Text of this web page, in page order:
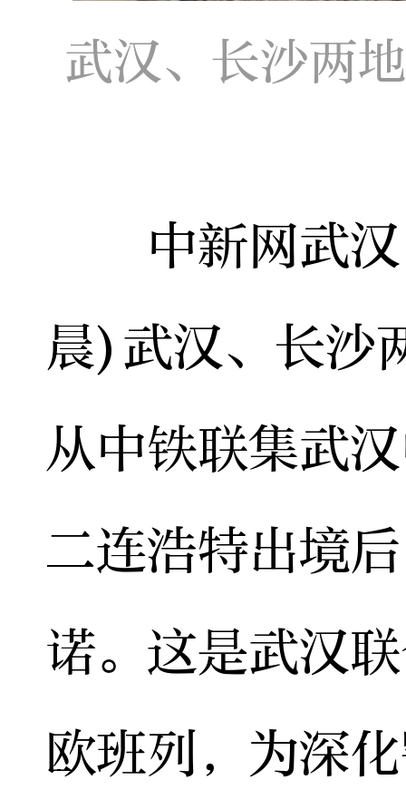
武汉、长沙两
中新网武汉
晨)武汉、长沙
从中铁联集武
二连浩特出境
诺。这是武汉
欧班列，为深